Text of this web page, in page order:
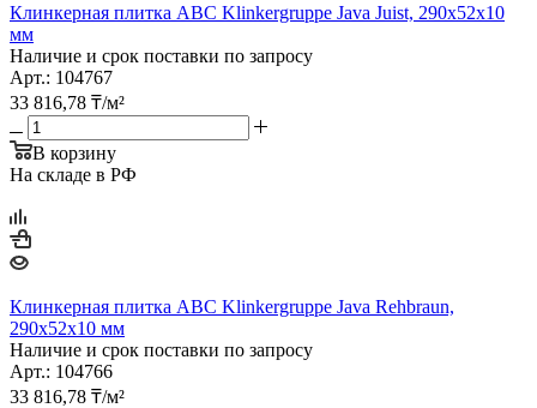
Клинкерная плитка ABC Klinkergruppe Java Juist, 290х52х10
мм
Наличие и срок поставки по запросу
Арт.: 104767
33 816,78 ₸/м²
В корзину
На складе в РФ
Клинкерная плитка ABC Klinkergruppe Java Rehbraun,
290х52х10 мм
Наличие и срок поставки по запросу
Арт.: 104766
33 816,78 ₸/м²